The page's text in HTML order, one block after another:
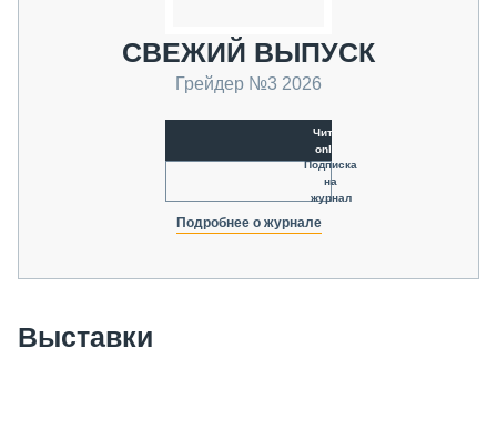
СВЕЖИЙ ВЫПУСК
Грейдер №3 2026
Читать
online
Подписка
на
журнал
Подробнее о журнале
Выставки